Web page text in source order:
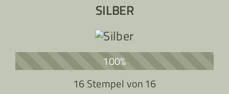
SILBER
100%
16 Stempel von16